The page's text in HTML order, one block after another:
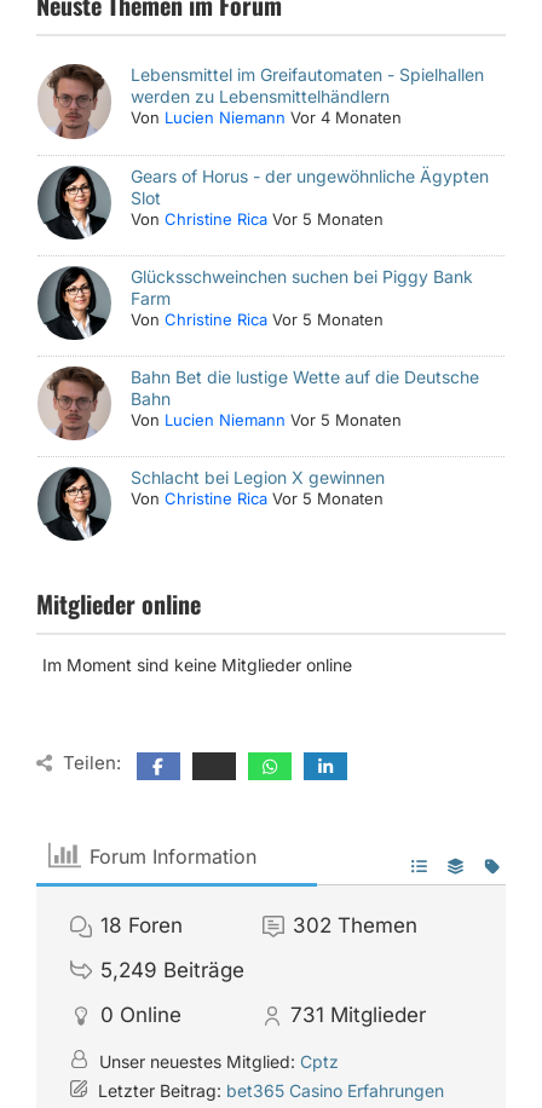
Lebensmittel im Greifautomaten - Spielhallen
werden zu Lebensmittelhändlern
Von Lucien Niemann Vor 4 Monaten
Gears of Horus - der ungewöhnliche Ägypten
Slot
VonChristine Rica Vor 5 Monaten
Glücksschweinchen suchen bei Piggy Bank
Farm
VonChristine Rica Vor 5 Monaten
Bahn Bet die lustige Wette auf die Deutsche
Bahn
Von Lucien Niemann Vor 5 Monaten
Schlacht bei Legion X gewinnen
VonChristine Rica Vor 5 Monaten
Mitglieder online
Im Moment sind keine Mitglieder online
Teilen:
Forum Information
18 Foren 302 Themen
5,249 Beiträge
0 Online 731 Mitglieder
Unser neuestes Mitglied: Cptz
Letzter Beitrag: bet365 Casino Erfahrungen